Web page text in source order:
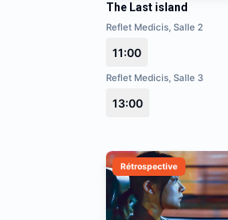
The Last island
Reflet Medicis, Salle 2
11:00
Reflet Medicis, Salle 3
13:00
Rétrospective